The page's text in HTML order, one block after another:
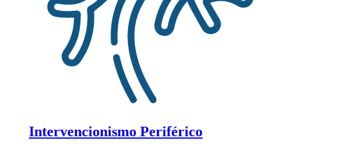
Intervencionismo Periférico